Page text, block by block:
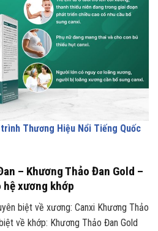
Thương Hiệu Nổi Tiếng Quốc
– Khương Thảo Đan Gold –
xương khớp
biệt về xương: Canxi Khương Thảo
về khớp: Khương Thảo Đan Gold